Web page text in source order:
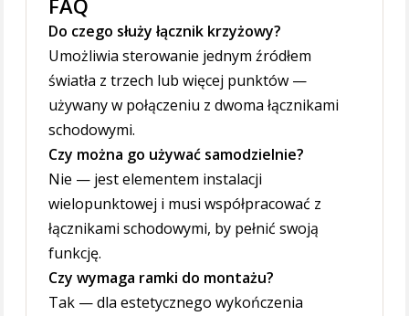
FAQ
Do czego służy łącznik krzyżowy?
Umożliwia sterowanie jednym źródłem
światła z trzech lub więcej punktów —
używany w połączeniu z dwoma łącznikami
schodowymi.
Czy można go używać samodzielnie?
Nie — jest elementem instalacji
wielopunktowej i musi współpracować z
łącznikami schodowymi, by pełnić swoją
funkcję.
Czy wymaga ramki do montażu?
Tak — dla estetycznego wykończenia